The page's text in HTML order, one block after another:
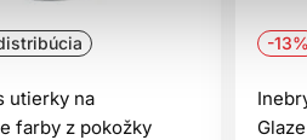
utierky na
farby z pokožky
-13%